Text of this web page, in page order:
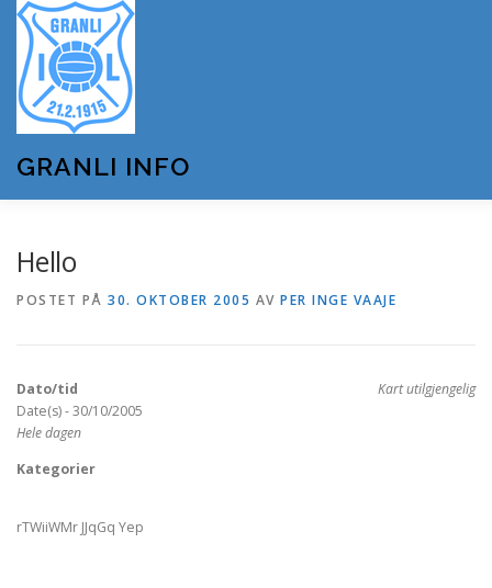
innhold
GRANLI INFO
OM GRANLI INFO
Hello
POSTET PÅ 30. OKTOBER 2005 AV PER INGE VAAJE
Kart utilgjengelig
Dato/tid
Date(s) - 30/10/2005
Hele dagen
Kategorier
rTWiiWMr JJqGq Yep